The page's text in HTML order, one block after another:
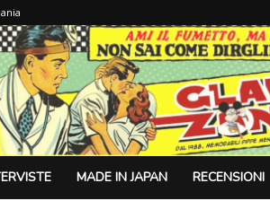
MADE IN JAPAN RECENSIONI